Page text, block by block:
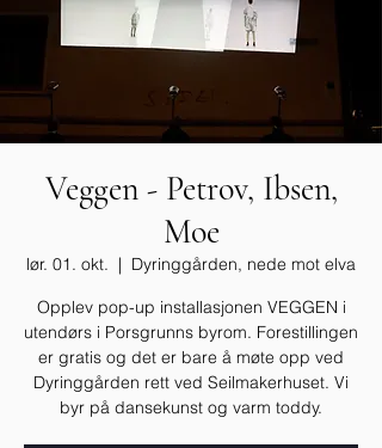
Veggen - Petrov, Ibsen,
Moe
lør. 01. okt.
  |
Dyringgården, nede mot elva
Opplev pop-up installasjonen VEGGEN i
utendørs i Porsgrunns byrom. Forestillingen
er gratis og det er bare å møte opp ved
Dyringgården rett ved Seilmakerhuset. Vi
byr på dansekunst og varm toddy.